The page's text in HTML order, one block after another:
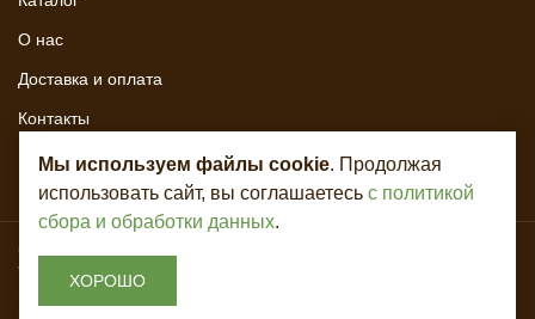
О нас
Доставка и оплата
Контакты
Copyright © 2020 - 2026. Всё для лестниц. Разработка и продвижение -
Vegas Studio
Мы используем файлы cookie. Продолжая
использовать сайт, вы соглашаетесь с политикой
сбора и обработки данных.
ХОРОШО